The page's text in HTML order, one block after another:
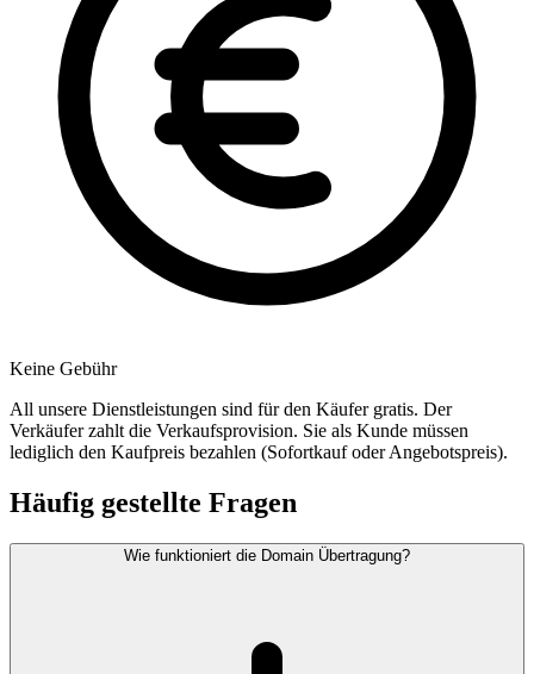
Keine Gebühr
All unsere Dienstleistungen sind für den Käufer gratis. Der
Verkäufer zahlt die Verkaufsprovision. Sie als Kunde müssen
lediglich den Kaufpreis bezahlen (Sofortkauf oder Angebotspreis).
Häufig gestellte Fragen
Wie funktioniert die Domain Übertragung?